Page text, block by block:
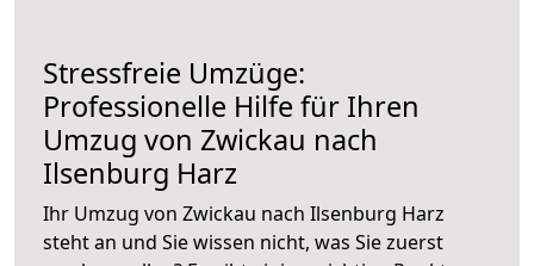
Stressfreie Umzüge:
Professionelle Hilfe für Ihren
Umzug von Zwickau nach
Ilsenburg Harz
Ihr Umzug von Zwickau nach Ilsenburg Harz
steht an und Sie wissen nicht, was Sie zuerst